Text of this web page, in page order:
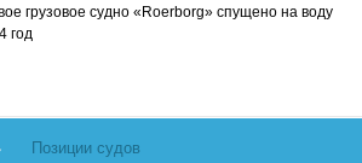
грузовое судно «Roerborg» спущено на воду
год
Позиции судов